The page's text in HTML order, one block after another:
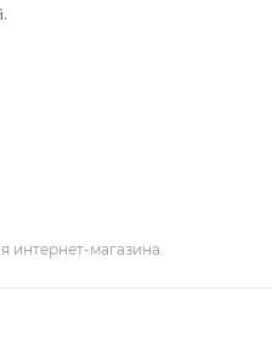
интернет-магазина.